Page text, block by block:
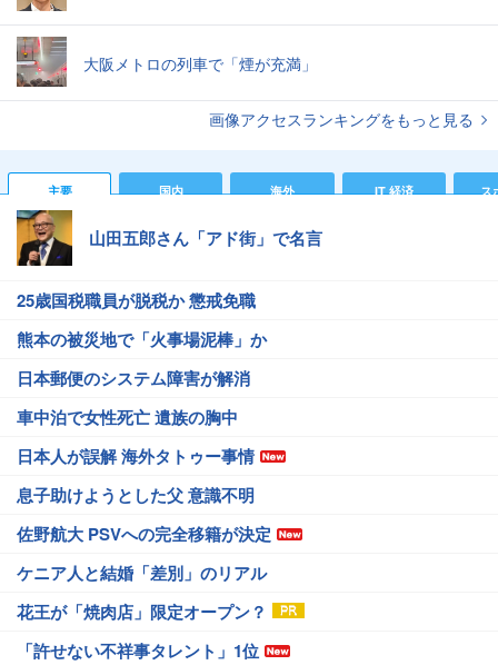
大阪メトロの列車で「煙が充満」
画像アクセスランキングをもっと見る
主要 国内 海外 IT 経済 ス
山田五郎さん「アド街」で名言
25歳国税職員が脱税か 懲戒免職
熊本の被災地で「火事場泥棒」か
日本郵便のシステム障害が解消
車中泊で女性死亡 遺族の胸中
日本人が誤解 海外タトゥー事情
息子助けようとした父 意識不明
佐野航大 PSVへの完全移籍が決定
ケニア人と結婚「差別」のリアル
花王が「焼肉店」限定オープン？
「許せない不祥事タレント」1位